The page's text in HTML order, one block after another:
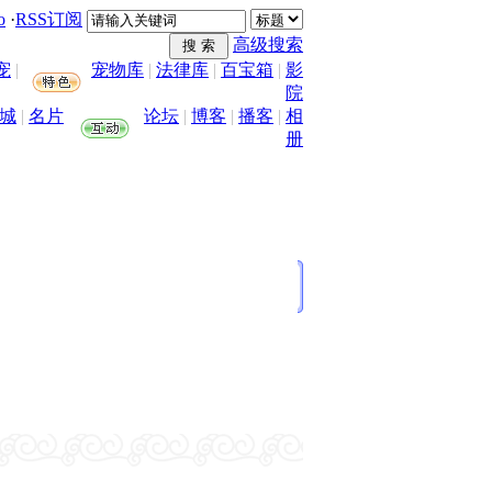
·RSS订阅
高级搜索
| 宠物库 | 法律库 | 百宝箱 | 影
院
| 名片 论坛 | 博客 | 播客 | 相
册